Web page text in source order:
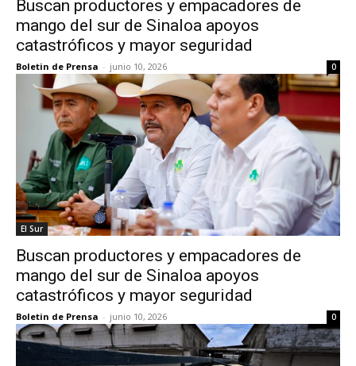
Buscan productores y empacadores de
mango del sur de Sinaloa apoyos
catastróficos y mayor seguridad
Boletin de Prensa - junio 10, 2026 0
El Sur
Buscan productores y empacadores de
mango del sur de Sinaloa apoyos
catastróficos y mayor seguridad
Boletin de Prensa - junio 10, 2026 0